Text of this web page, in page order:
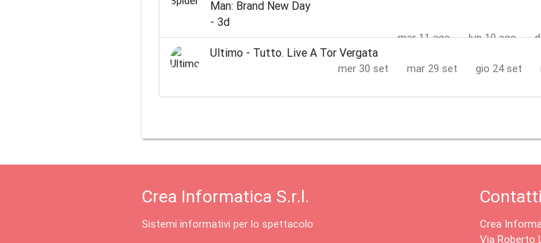
Man: Brand New Day
- 3d
lun 10 ago
mar 11 ago
Ultimo - Tutto. Live A Tor Vergata
gio 24 set
mar 29 set
mer 30 set
Crea Informatica S.r.l.
Sistemi informativi per lo spettacolo
Contatti
Crea
Via Roberto